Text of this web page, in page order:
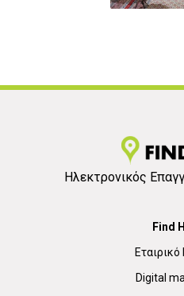
Ηλεκτρονικός
Find
Digital